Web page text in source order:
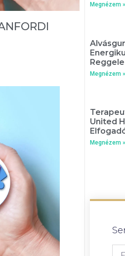
Megnézem
Megnézem
United
Megnézem